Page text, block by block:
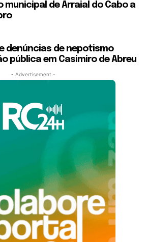
de Arraial do Cabo a
denúncias de nepotismo
pública em Casimiro de Abreu
- Advertisement -